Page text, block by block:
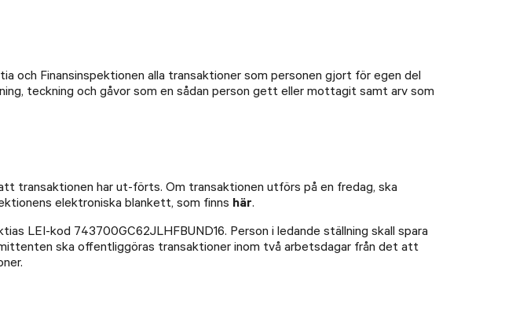
och Finansinspektionen alla transaktioner som personen gjort för egen del
teckning och gåvor som en sådan person gett eller mottagit samt arv som
transaktionen har ut-förts. Om transaktionen utförs på en fredag, ska
elektroniska blankett, som finns här.
LEI-kod 743700GC62JLHFBUND16. Person i ledande ställning skall spara
ska offentliggöras transaktioner inom två arbetsdagar från det att